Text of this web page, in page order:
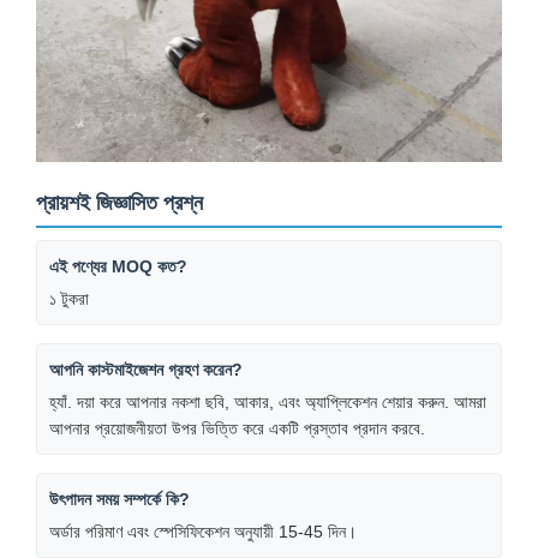
প্রায়শই জিজ্ঞাসিত প্রশ্ন
এই পণ্যের MOQ কত?
১ টুকরা
আপনি কাস্টমাইজেশন গ্রহণ করেন?
হ্যাঁ. দয়া করে আপনার নকশা ছবি, আকার, এবং অ্যাপ্লিকেশন শেয়ার করুন. আমরা
আপনার প্রয়োজনীয়তা উপর ভিত্তি করে একটি প্রস্তাব প্রদান করবে.
উৎপাদন সময় সম্পর্কে কি?
অর্ডার পরিমাণ এবং স্পেসিফিকেশন অনুযায়ী 15-45 দিন।